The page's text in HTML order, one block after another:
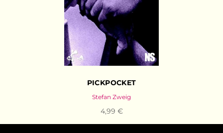
PICKPOCKET
Stefan Zweig
4,99 €